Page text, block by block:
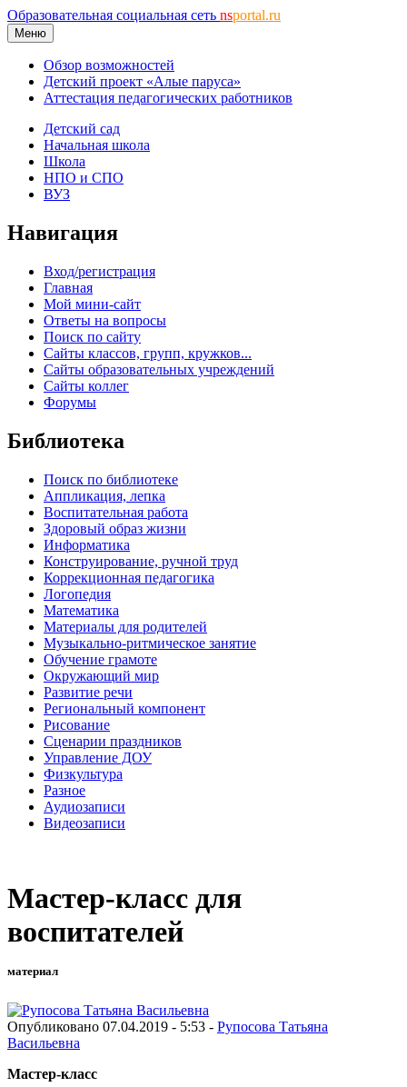
Образовательная социальная сеть nsportal.ru
Меню
Обзор возможностей
Детский проект «Алые паруса»
Аттестация педагогических работников
Детский сад
Начальная школа
Школа
НПО и СПО
ВУЗ
Навигация
Вход/регистрация
Главная
Мой мини-сайт
Ответы на вопросы
Поиск по сайту
Сайты классов, групп, кружков...
Сайты образовательных учреждений
Сайты коллег
Форумы
Библиотека
Поиск по библиотеке
Аппликация, лепка
Воспитательная работа
Здоровый образ жизни
Информатика
Конструирование, ручной труд
Коррекционная педагогика
Логопедия
Математика
Материалы для родителей
Музыкально-ритмическое занятие
Обучение грамоте
Окружающий мир
Развитие речи
Региональный компонент
Рисование
Сценарии праздников
Управление ДОУ
Физкультура
Разное
Аудиозаписи
Видеозаписи
Мастер-класс для
воспитателей
материал
Опубликовано 07.04.2019 - 5:53 - Рупосова Татьяна
Васильевна
Мастер-класс